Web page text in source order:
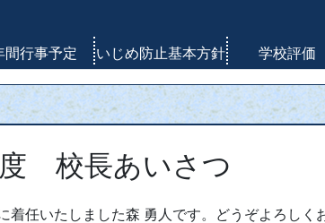
間行事予定 いじめ防止基本方針 学校評価
校長あいさつ
着任いたしました森 勇人です。どうぞよろしく